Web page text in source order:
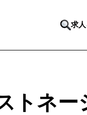
求
トネー